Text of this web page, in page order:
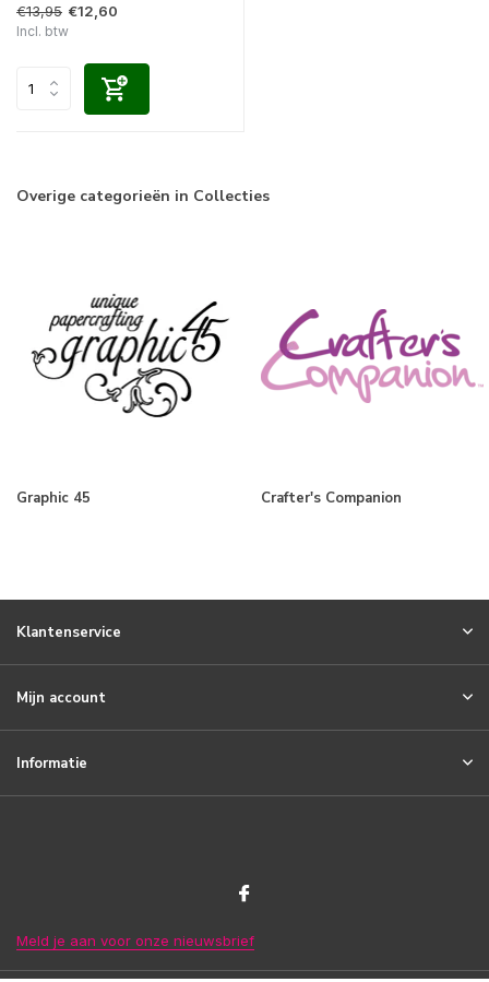
€13,95 €12,60
Incl. btw
Overige categorieën in Collecties
Graphic 45 Crafter's Companion
Klantenservice
Mijn account
Informatie
Meld je aan voor onze nieuwsbrief